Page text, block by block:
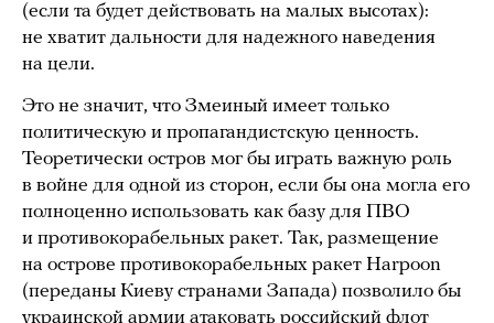
(если та будет действовать на малых высотах):
не хватит дальности для надежного наведения
на цели.
Это не значит, что Змеиный имеет только
политическую и пропагандистскую ценность.
Теоретически остров мог бы играть важную роль
в войне для одной из сторон, если бы она могла его
полноценно использовать как базу для ПВО
и противокорабельных ракет. Так, размещение
на острове противокорабельных ракет Harpoon
(переданы Киеву странами Запада) позволило бы
украинской армии атаковать российский флот